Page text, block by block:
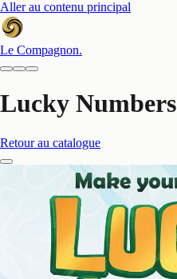
Aller au contenu principal
Le Compagnon.
Lucky Numbers
Retour au catalogue